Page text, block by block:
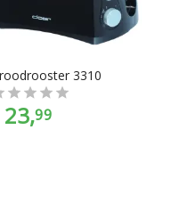
bij jouw
3310
23,99